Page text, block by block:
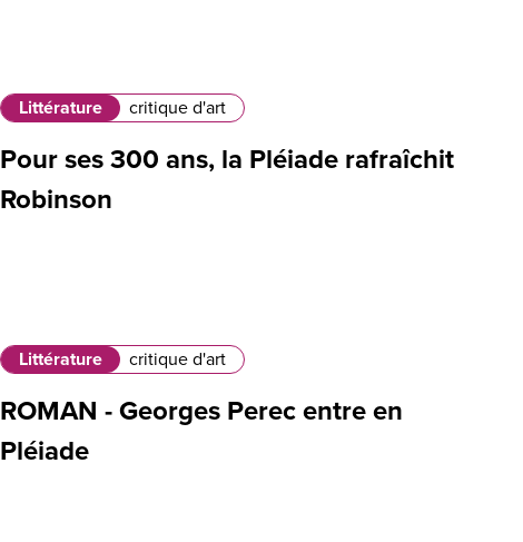
Littérature critique d'art
Pour ses 300 ans, la Pléiade rafraîchit
Robinson
Littérature critique d'art
ROMAN - Georges Perec entre en
Pléiade